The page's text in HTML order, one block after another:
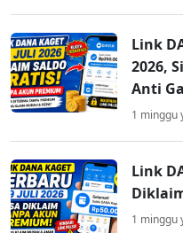
Link
2026,
Anti
1 minggu
Link
1 minggu